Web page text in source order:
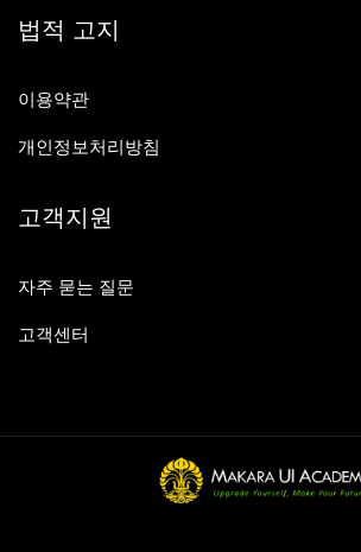
법적 고지
이용약관
개인정보처리방침
고객지원
자주 묻는 질문
고객센터